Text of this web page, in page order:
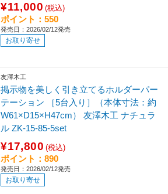
¥11,000 (税込)
ポイント：550
発売日：2026/02/12発売
お取り寄せ
友澤木工
掲示物を美しく引き立てるホルダーパー
テーション ［5台入り］（本体寸法：約
W61×D15×H47cm） 友澤木工 ナチュラ
ル ZK-15-85-5set
¥17,800 (税込)
ポイント：890
発売日：2026/02/12発売
お取り寄せ